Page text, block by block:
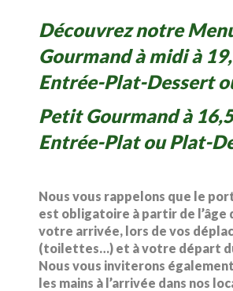
Découvrez notre
Gourmand à midi à
Entrée-Plat-Dessert
Petit Gourmand à
Entrée-Plat ou Plat-
Nous vous rappelons que le
est obligatoire à partir de l’âge
votre arrivée, lors de vos
(toilettes…) et à votre départ
Nous vous inviterons
les mains à l’arrivée dans nos